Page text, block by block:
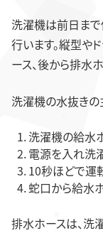
洗濯機は前日まで
行います。縦型や
ース、後から排水
洗濯機の水抜き
洗濯機の給水
電源を入れ洗
10秒ほどで運
蛇口から給水
排水ホースは、洗